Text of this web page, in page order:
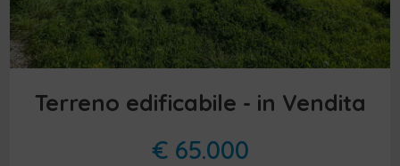
Terreno edificabile - in Vendita
€ 65.000